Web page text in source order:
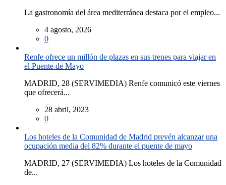
La gastronomía del área mediterránea destaca por el empleo...
4 agosto, 2026
0
Renfe ofrece un millón de plazas en sus trenes para viajar en
el Puente de Mayo
MADRID, 28 (SERVIMEDIA) Renfe comunicó este viernes
que ofrecerá...
28 abril, 2023
0
Los hoteles de la Comunidad de Madrid prevén alcanzar una
ocupación media del 82% durante el puente de mayo
MADRID, 27 (SERVIMEDIA) Los hoteles de la Comunidad
de...